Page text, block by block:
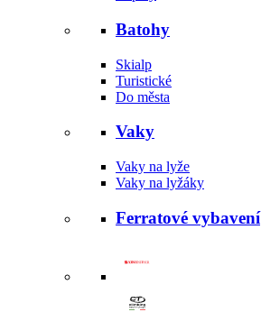
Batohy
Skialp
Turistické
Do města
Vaky
Vaky na lyže
Vaky na lyžáky
Ferratové vybavení